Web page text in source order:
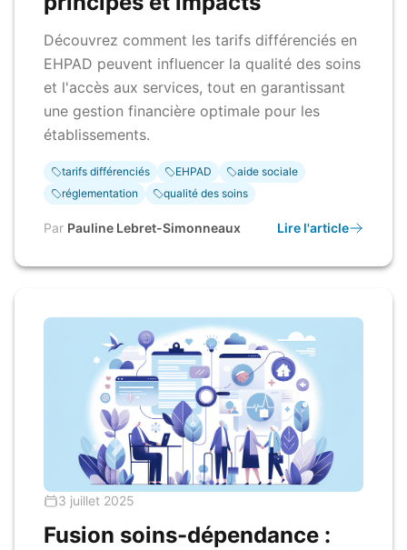
Découvrez comment les tarifs différenciés en
EHPAD peuvent influencer la qualité des soins
et l'accès aux services, tout en garantissant
une gestion financière optimale pour les
établissements.
tarifs différenciés EHPAD
aide sociale
réglementation
qualité des soins
Par Pauline Lebret-Simonneaux Lire l'article
3 juillet 2025
Fusion soins-dépendance :